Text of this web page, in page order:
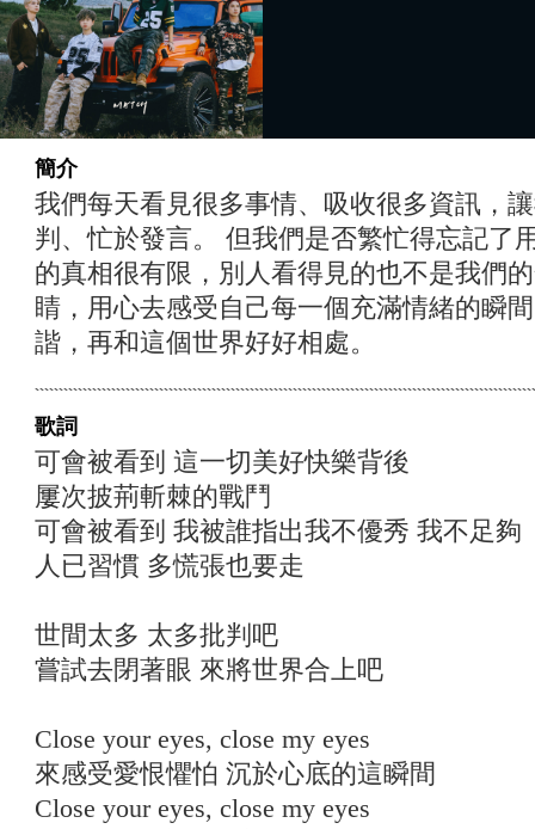
簡介
我們每天看見很多事情、吸收很多資訊，
判、忙於發言。 但我們是否繁忙得忘記了
的真相很有限，別人看得見的也不是我們
睛，用心去感受自己每一個充滿情緒的瞬
諧，再和這個世界好好相處。
歌詞
可會被看到 這一切美好快樂背後
屢次披荊斬棘的戰鬥
可會被看到 我被誰指出我不優秀 我不足夠
人已習慣 多慌張也要走
世間太多 太多批判吧
嘗試去閉著眼 來將世界合上吧
Close your eyes, close my eyes
來感受愛恨懼怕 沉於心底的這瞬間
Close your eyes, close my eyes